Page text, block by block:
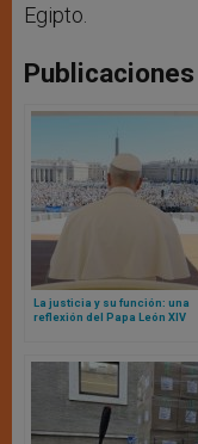
Egipto.
La justicia y su función: una
reflexión del Papa León XIV